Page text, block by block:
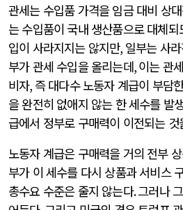
관세는 수입품 가격을 임금 대비 상
는 수입품이 국내 생산품으로 대체되
입이 사라지지는 않지만, 일부는 사
부가 관세 수입을 올리는데,이는 관
비자,즉 대다수 노동자 계급이 부담
을 완전히 없애지 않는 한 세수를 발
급에서 정부로 구매력이 이전되는 것
노동자 계급은 구매력을 거의 전부
부가 이 세수를 다시 상품과 서비스
총수요 수준은 줄지 않는다.그러나